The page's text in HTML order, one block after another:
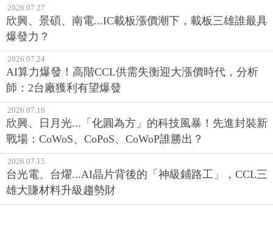
爆發力？
2026.07.24
AI算力爆發！高階CCL供需失衡迎大漲價時代，分析
師：2台廠獲利有望爆發
2026.07.16
欣興、日月光...「化圓為方」的科技風暴！先進封裝新
戰場：CoWoS、CoPoS、CoWoP誰勝出？
2026.07.15
台光電、台燿...AI晶片背後的「神級鋪路工」，CCL三
雄大賺材料升級趨勢財